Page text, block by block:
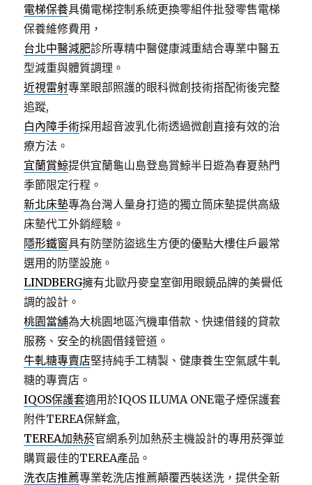
電梯保養具備電梯控制系統更換零組件批發零售電梯
保養維修費用，
台北中醫減肥診所專精中醫健康減重結合專業中醫五
型減重與體質調理。
近視雷射專業眼部照護的眼科微創技術搭配術後完整
追蹤,
白內障手術採用超音波乳化術透過微創直接有效的治
療方法。
宜蘭賞鯨提供宜蘭龜山島登島賞鯨半日遊為春夏熱門
季節限定行程。
新北床墊專為台灣人量身打造的獨立筒床墊提供高級
床墊代工外銷經驗。
隱形鐵窗具有防墜防盜逃生方便的優點大樓住戶最常
選用的防墜設施。
LINDBERG擁有北歐丹麥皇室御用眼鏡品牌的美譽低
調的設計。
桃園當舖為大桃園地區汽機車借款、快速借錢的貸款
服務、安全的桃園借錢管道。
牛軋糖專賣店堅持純手工精製、健康養生空氣感牛軋
糖的專賣店。
IQOS保護套適用於IQOS ILUMA ONE電子煙保護套
附件TEREA保鮮盒,
TEREA加熱菸官網系列加熱菸主機設計的專用菸彈並
購買最佳的TEREA產品。
洗衣店推薦專業乾洗店推薦顛覆西裝送洗，提供全新